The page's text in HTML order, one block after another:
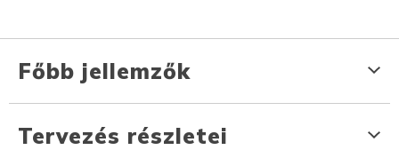
Főbb jellemzők
Tervezés részletei